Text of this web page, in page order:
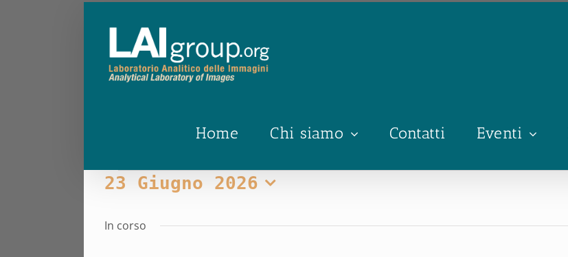
Home Chi siamo Contatti Eventi
Eventi
for
23 Giugno 2026
la
In corso